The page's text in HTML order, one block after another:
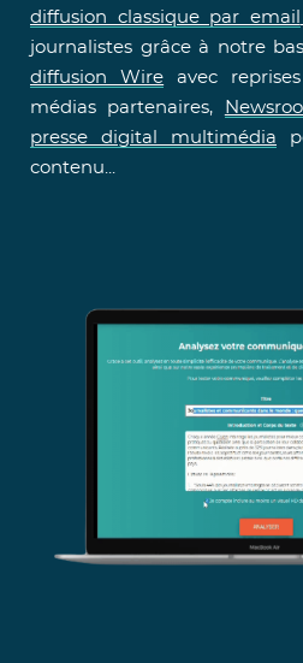
diffusion classique par email
journalistes grâce à notre
diffusion Wire avec
médias partenaires,
presse digital multimédia
contenu...